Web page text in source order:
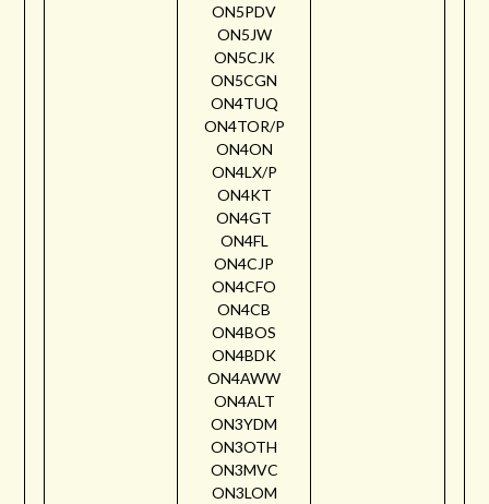
ON5PDV
ON5JW
ON5CJK
ON5CGN
ON4TUQ
ON4TOR/P
ON4ON
ON4LX/P
ON4KT
ON4GT
ON4FL
ON4CJP
ON4CFO
ON4CB
ON4BOS
ON4BDK
ON4AWW
ON4ALT
ON3YDM
ON3OTH
ON3MVC
ON3LOM